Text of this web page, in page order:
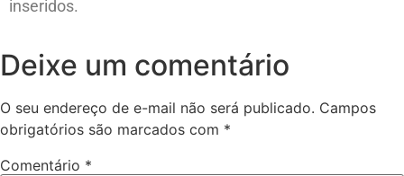
inseridos.
Deixe um comentário
O seu endereço de e-mail não será publicado. Campos
obrigatórios são marcados com *
Comentário *